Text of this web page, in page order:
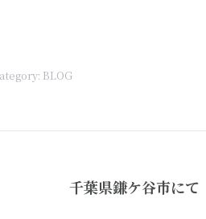
BLOG
Next
千葉県鎌ケ谷市に